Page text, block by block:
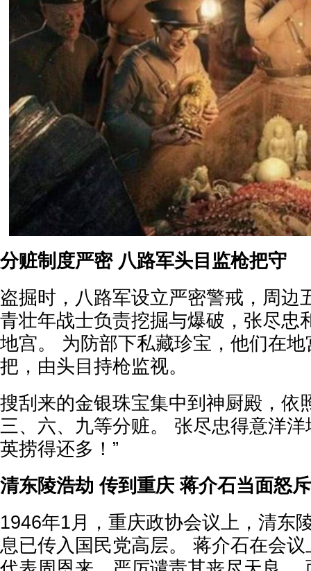
分赃制度严密 八路军头目监枪把守
盗掘时，八路军设立严密警戒，周边
青壮年战士负责挖掘与爆破，张尽忠
地宫。 为防部下私藏珍宝，他们在
把，由头目持枪监视。
搜刮来的金银珠宝集中到神厨殿，依
三、六、九等分赃。 张尽忠得意洋洋
英捞得还多！”
清东陵浩劫 传到重庆 蒋介石当面怒
1946年1月，重庆政协会议上，清东
息已传入国民党高层。 蒋介石在会